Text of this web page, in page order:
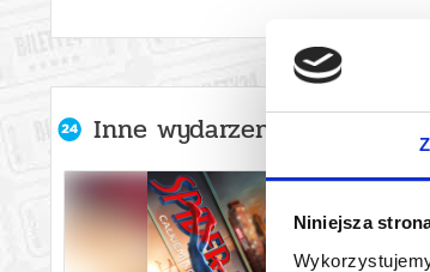
Niniejsza
Inne wydarzenia